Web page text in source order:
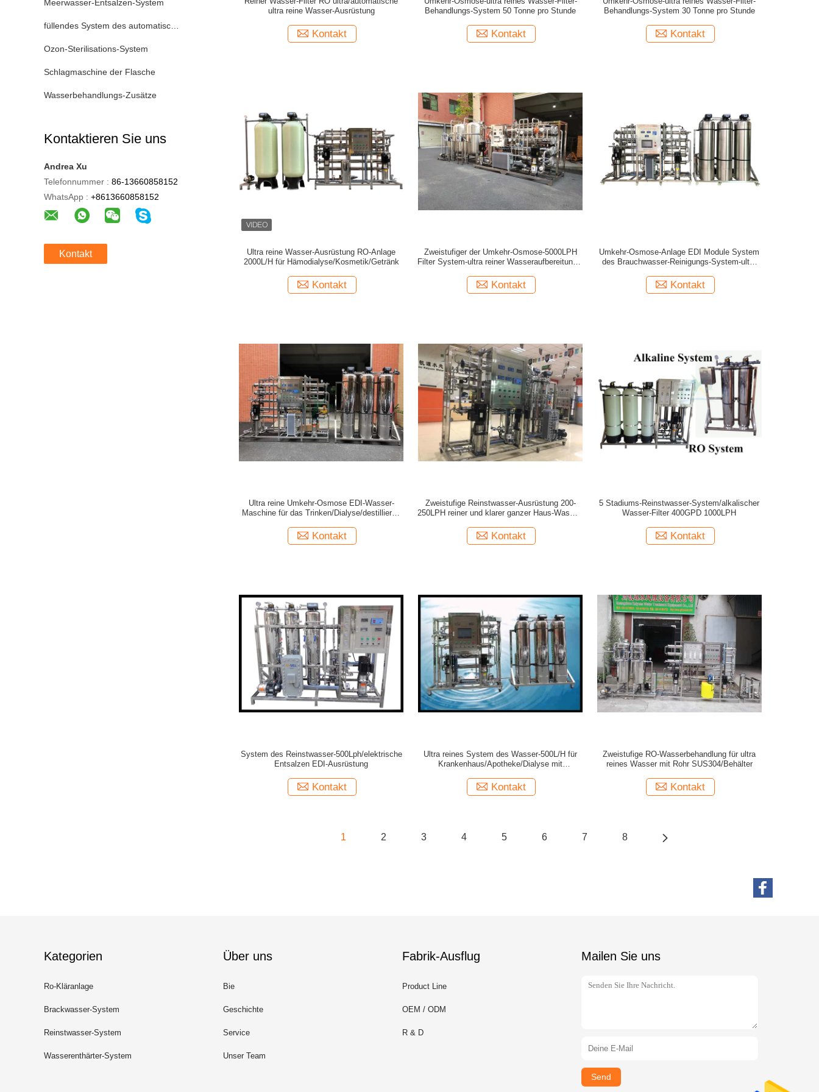
Meerwasser-Entsalzen-System
füllendes System des automatischen Wassers
Ozon-Sterilisations-System
Schlagmaschine der Flasche
Wasserbehandlungs-Zusätze
Kontaktieren Sie uns
Andrea Xu
Telefonnummer : 86-13660858152
WhatsApp : +8613660858152
Kontakt
ultra reine Wasser-Ausrüstung
Kontakt
Behandlungs-System 50 Tonne pro Stunde
Kontakt
Behandlungs-System 30 Tonne pro Stunde
Kontakt
Ultra reine Wasser-Ausrüstung RO-Anlage
2000L/H für Hämodialyse/Kosmetik/Getränk
Kontakt
Zweistufiger der Umkehr-Osmose-5000LPH
Filter System-ultra reiner Wasseraufbereitungs-
Kontakt
Umkehr-Osmose-Anlage EDI Module System
des Brauchwasser-Reinigungs-System-ultra
Kontakt
Ultra reine Umkehr-Osmose EDI-Wasser-
Maschine für das Trinken/Dialyse/destillieren
Kontakt
Zweistufige Reinstwasser-Ausrüstung 200-
250LPH reiner und klarer ganzer Haus-Wasser-
Kontakt
5 Stadiums-Reinstwasser-System/alkalischer
Wasser-Filter 400GPD 1000LPH
Kontakt
System des Reinstwasser-500Lph/elektrische
Entsalzen EDI-Ausrüstung
Kontakt
Ultra reines System des Wasser-500L/H für
Krankenhaus/Apotheke/Dialyse mit
Kontakt
Zweistufige RO-Wasserbehandlung für ultra
reines Wasser mit Rohr SUS304/Behälter
Kontakt
1 2 3 4 5 6 7 8
Kategorien
Ro-Kläranlage
Brackwasser-System
Reinstwasser-System
Wasserenthärter-System
Über uns
Bie
Geschichte
Service
Unser Team
Fabrik-Ausflug
Product Line
OEM / ODM
R & D
Mailen Sie uns
Send